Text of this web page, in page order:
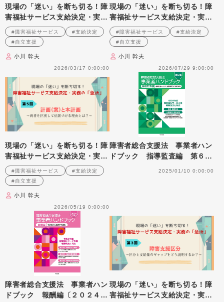
現場の「迷い」を断ち切る！障
害福祉サービス支給決定・実務
の「急所」 第１回 支給決定
のモヤモヤ ～希望通りにする
ことが「正解」か？～
#障害福祉サービス
#支給決定
#自立支援
小川 幹夫
2026/03/17 0:00:00
現場の「迷い」を断ち切る！障
害福祉サービス支給決定・実務
の「急所」 第10回連載 一人
暮らし・24時間支給 ～権利と
しての自立と、体制確保の現実
～
#障害福祉サービス
#支給決定
#自立支援
小川 幹夫
2026/07/29 9:00:00
現場の「迷い」を断ち切る！障
害福祉サービス支給決定・実務
の「急所」 第５回 計画
（案）と本計画～両者を区別し
て位置づける理由とは？～
#障害福祉サービス
#支給決定
#自立支援
小川 幹夫
2026/05/19 0:00:00
障害者総合支援法 事業者ハン
ドブック 指導監査編 第６
2025/01/10 0:00:00
障害者総合支援法 事業者ハン
ドブック 報酬編〔２０２４年
現場の「迷い」を断ち切る！障
害福祉サービス支給決定・実務